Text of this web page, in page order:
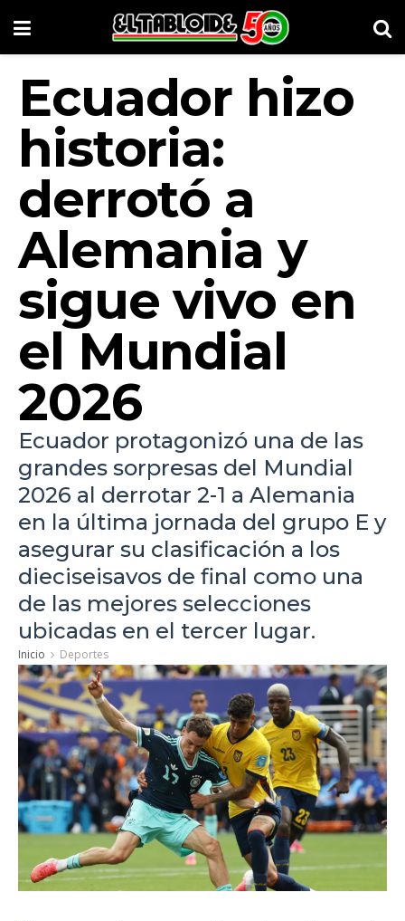
Ecuador hizo
historia:
derrotó a
Alemania y
sigue vivo en
el Mundial
2026
Ecuador protagonizó una de las
grandes sorpresas del Mundial
2026 al derrotar 2-1 a Alemania
en la última jornada del grupo E y
asegurar su clasificación a los
dieciseisavos de final como una
de las mejores selecciones
ubicadas en el tercer lugar.
Inicio Deportes